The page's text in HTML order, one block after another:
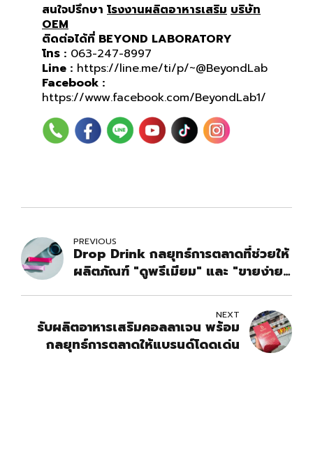
สนใจปรึกษา โรงงานผลิตอาหารเสริม บริษัท
OEM
ติดต่อได้ที่ BEYOND LABORATORY
โทร : 063-247-8997
Line : https://line.me/ti/p/~@BeyondLab
Facebook :
https://www.facebook.com/BeyondLab1/
PREVIOUS
Drop Drink กลยุทธ์การตลาดที่ช่วยให้
ผลิตภัณฑ์ "ดูพรีเมียม" และ "ขายง่าย"
NEXT
รับผลิตอาหารเสริมคอลลาเจน พร้อม
กลยุทธ์การตลาดให้แบรนด์โดดเด่น